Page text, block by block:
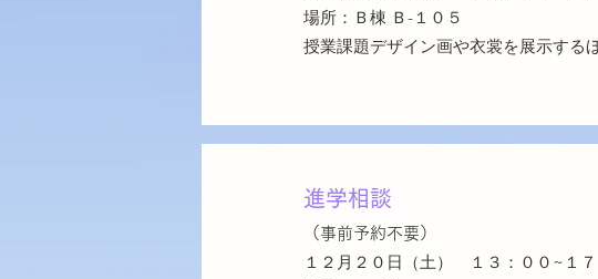
場所：Ｂ棟 Ｂ-１０５
授業課題デザイン画や衣裳を展示する
進学相談
（事前予約不要）
１２月２０日（土） １３：００~１７